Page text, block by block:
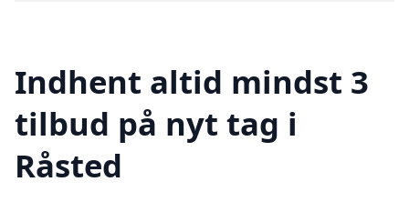
Indhent altid mindst 3
tilbud på nyt tag i
Råsted